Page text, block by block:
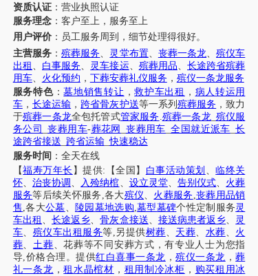
资质认证：营业执照认证
服务理念：客户至上，服务至上
用户评价： 员工服务周到，细节处理得很好。
主营服务 ：殡葬服务、 灵堂布置、 丧葬一条龙、殡仪车
出租 、 白事服务、 灵车接运、 殡葬用品、 长途跨省殡葬
用车、 火化预约 ， 下葬安葬礼仪服务 ， 殡仪一条龙服务
服务特色：墓地销售转让 ，救护车出租 ， 病人转运用
车， 长途运输 ，跨省骨灰护送等一系列 殡葬服务 ，致力
于殡葬一条龙全包托管式管家服务 .殡葬一条龙_ 殡仪服
务公司
_丧葬用车-葬花网 丧葬用车 全国就近派车 长
途跨省接送 跨省运输_快速稳达
服务时间 ：全天在线
【福寿万年长 】提供:【全国】 白事活动策划 、临终关
怀、 治丧协调 、 入殓纳棺、 设立灵堂、 告别仪式、 火葬
服务等后续关怀服务 ,各大殡仪、 火葬服务 ,丧葬用品销
售,各大公墓、 陵园墓地选购,墓型墓碑个性定制服务 灵
车出租 、长途返乡、骨灰盒接送、 接送病患者返乡、
灵
车、 殡仪车出租服务等,另提供树葬、 天葬、 水葬、 火
葬、土葬、花葬等不同安葬方式，有专业人士为您指
导,价格合理。提供红白喜事一条龙 ，殡仪一条龙 ，葬
礼一条龙 ，租水晶棺材 ， 租用制冷冰柜 ， 购买租用冰